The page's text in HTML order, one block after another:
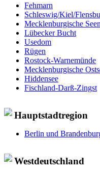
Fehmarn
Schleswig/Kiel/
Mecklenburgische
Lübecker Bucht
Usedom
Rügen
Rostock-Warnemünde
Mecklenburgische
Hiddensee
Fischland-Darß-Zingst
Hauptstadtregion
Berlin und
Westdeutschland